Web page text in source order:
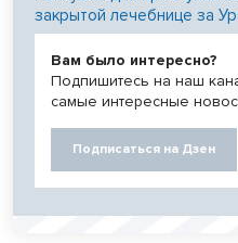
закрытой лечебнице за
Вам было интересно?
Подпишитесь на наш
самые интересные
Подписаться на Дзен